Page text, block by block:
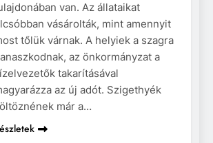
van. Az állataikat
vásárolták, mint amennyit
tőlük várnak. A helyiek a szagra
az önkormányzat a
takarításával
az új adót. Szigethyék
már a…